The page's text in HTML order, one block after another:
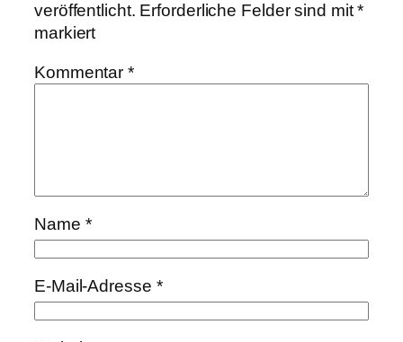
veröffentlicht. Erforderliche Felder sind mit*
markiert
Kommentar*
Name *
E-Mail-Adresse *